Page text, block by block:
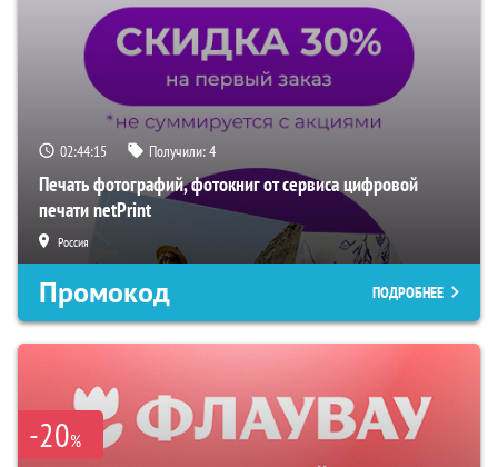
02:44:14 Получили:4
Печать фотографий, фотокниг от сервиса цифровой
печати netPrint
Россия
Промокод ПОДРОБНЕЕ
-20%